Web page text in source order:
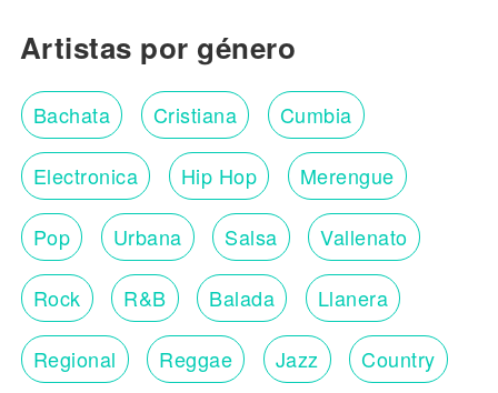
Artistas por género
Bachata Cristiana Cumbia
Electronica Hip Hop Merengue
Pop Urbana Salsa Vallenato
Rock R&B Balada Llanera
Regional Reggae Jazz Country